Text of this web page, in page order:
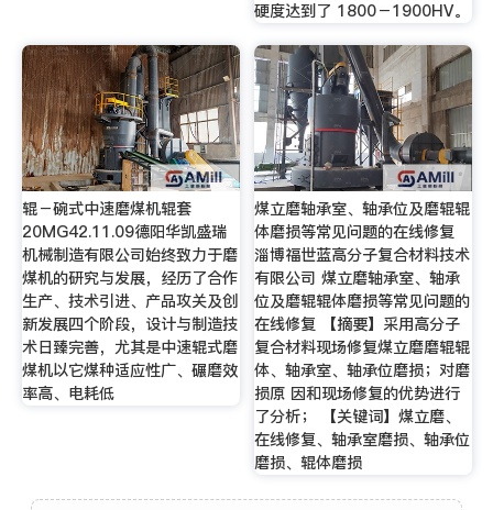
硬度达到了 1800－1900HV。
辊－碗式中速磨煤机辊套
20MG42.11.09德阳华凯盛瑞
机械制造有限公司始终致力于磨
煤机的研究与发展，经历了合作
生产、技术引进、产品攻关及创
新发展四个阶段，设计与制造技
术日臻完善，尤其是中速辊式磨
煤机以它煤种适应性广、碾磨效
率高、电耗低
煤立磨轴承室、轴承位及磨辊辊
体磨损等常见问题的在线修复
淄博福世蓝高分子复合材料技术
有限公司 煤立磨轴承室、轴承
位及磨辊辊体磨损等常见问题的
在线修复 【摘要】采用高分子
复合材料现场修复煤立磨磨辊辊
体、轴承室、轴承位磨损；对磨
损原 因和现场修复的优势进行
了分析； 【关键词】煤立磨、
在线修复、轴承室磨损、轴承位
磨损、辊体磨损